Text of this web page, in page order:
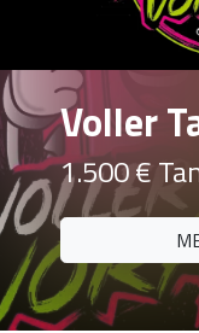
Voller
1.500 €